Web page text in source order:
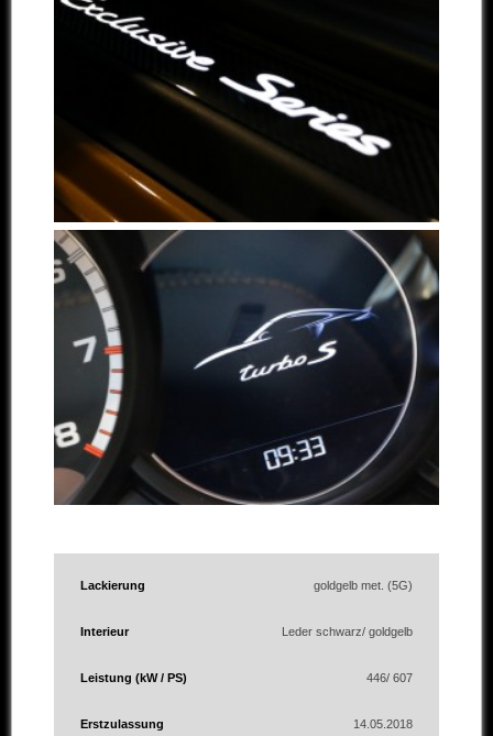
Lackierung goldgelb met. (5G)
Interieur Leder schwarz/ goldgelb
Leistung (kW / PS) 446/ 607
Erstzulassung 14.05.2018